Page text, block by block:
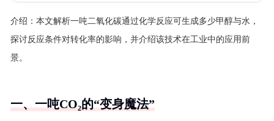
介绍： 本文解析一吨二氧化碳通过化学反应可生成多少甲醇与水，
探讨反应条件对转化率的影响，并介绍该技术在工业中的应用前
景。
一、一吨CO₂的“变身魔法”